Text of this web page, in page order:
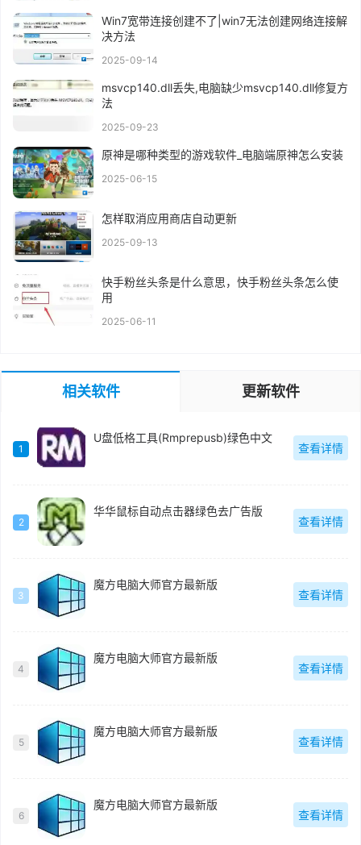
Win7宽带连接创建不了|win7无法创建网络连接解
决方法
2025-09-14
msvcp140.dll丢失,电脑缺少msvcp140.dll修复方
法
2025-09-23
原神是哪种类型的游戏软件_电脑端原神怎么安装
2025-06-15
怎样取消应用商店自动更新
2025-09-13
快手粉丝头条是什么意思，快手粉丝头条怎么使
用
2025-06-11
相关软件 更新软件
1
U盘低格工具(Rmprepusb)绿色中文
查看详情
2
华华鼠标自动点击器绿色去广告版
查看详情
3
魔方电脑大师官方最新版
查看详情
4
魔方电脑大师官方最新版
查看详情
5
魔方电脑大师官方最新版
查看详情
6
魔方电脑大师官方最新版
查看详情